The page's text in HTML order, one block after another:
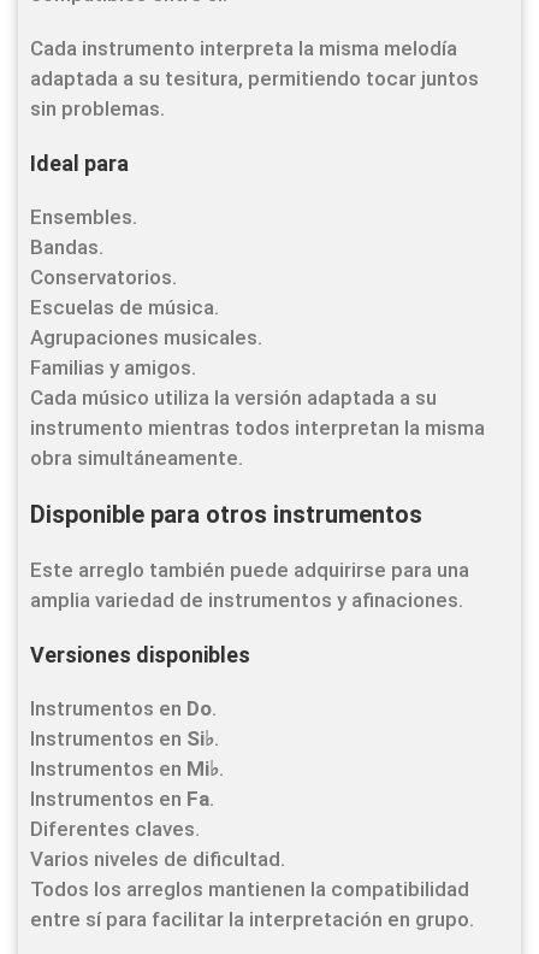
Cada instrumento interpreta la misma melodía
adaptada a su tesitura, permitiendo tocar juntos
sin problemas.
Ideal para
Ensembles.
Bandas.
Conservatorios.
Escuelas de música.
Agrupaciones musicales.
Familias y amigos.
Cada músico utiliza la versión adaptada a su
instrumento mientras todos interpretan la misma
obra simultáneamente.
Disponible para otros instrumentos
Este arreglo también puede adquirirse para una
amplia variedad de instrumentos y afinaciones.
Versiones disponibles
Instrumentos en Do.
Instrumentos en Si♭.
Instrumentos en Mi♭.
Instrumentos en Fa.
Diferentes claves.
Varios niveles de dificultad.
Todos los arreglos mantienen la compatibilidad
entre sí para facilitar la interpretación en grupo.